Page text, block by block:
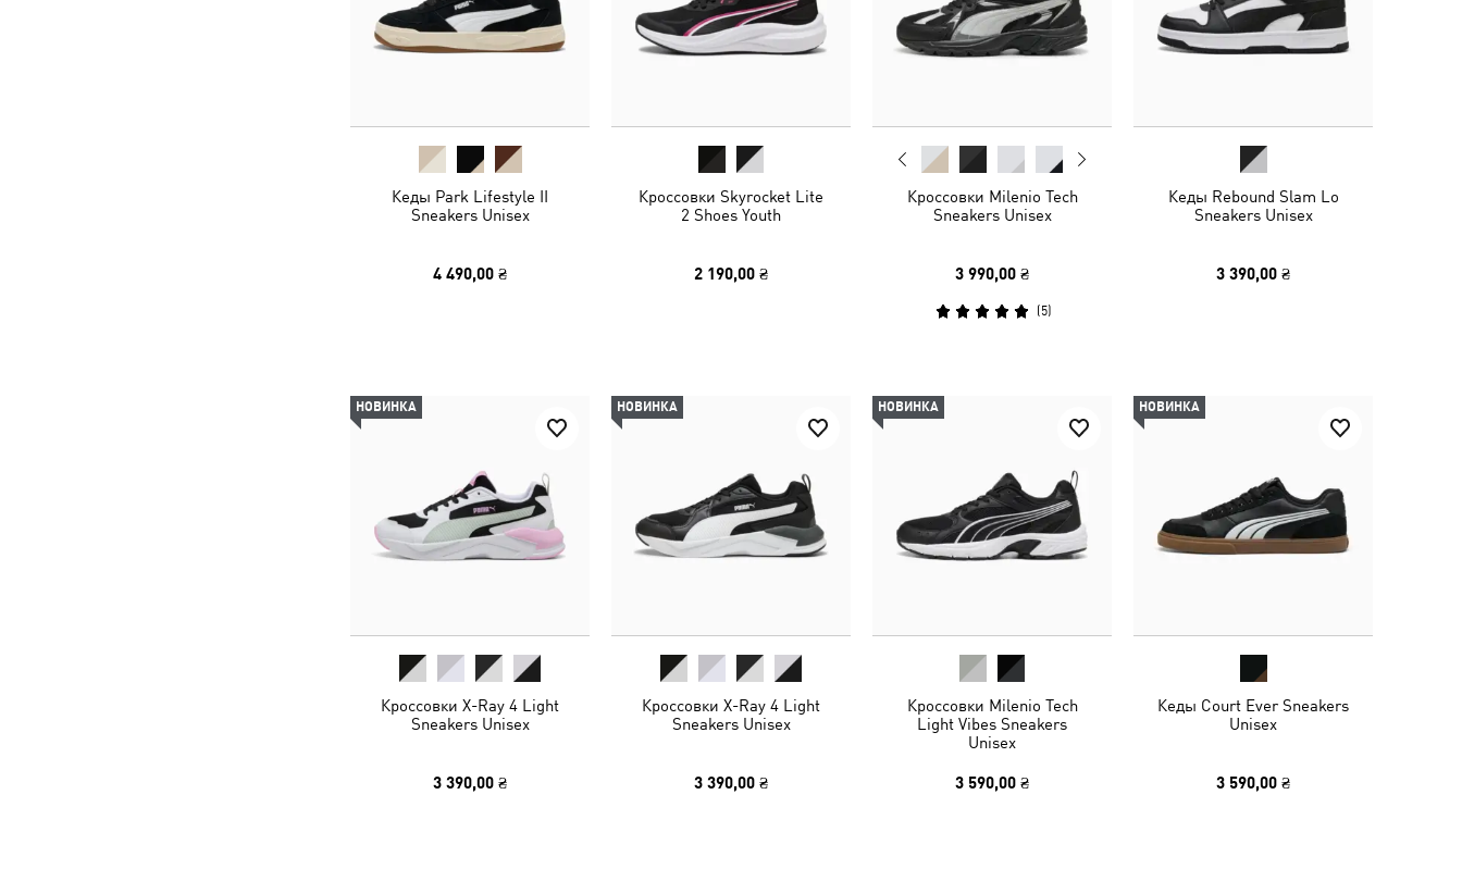
Кеды Park Lifestyle II
Sneakers Unisex
4 490,00 ₴
Кроссовки Skyrocket Lite
2 Shoes Youth
2 190,00 ₴
Кроссовки Milenio Tech
Sneakers Unisex
3 990,00 ₴
(5)
Кеды Rebound Slam Lo
Sneakers Unisex
3 390,00 ₴
НОВИНКА
Кроссовки X-Ray 4 Light
Sneakers Unisex
3 390,00 ₴
НОВИНКА
Кроссовки X-Ray 4 Light
Sneakers Unisex
3 390,00 ₴
НОВИНКА
Кроссовки Milenio Tech
Light Vibes Sneakers
Unisex
3 590,00 ₴
НОВИНКА
Кеды Court Ever Sneakers
Unisex
3 590,00 ₴